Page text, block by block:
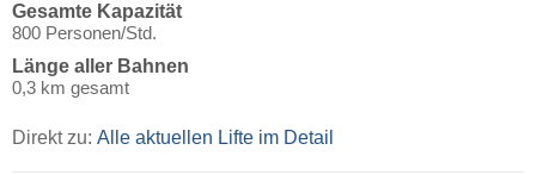
Gesamte Kapazität
800 Personen/Std.
Länge aller Bahnen
0,3 km gesamt
Direkt zu: Alle aktuellen Lifte im Detail